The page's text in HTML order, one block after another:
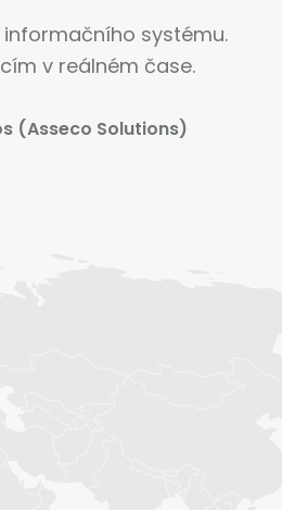
systému.
v reálném čase.
(Asseco Solutions)